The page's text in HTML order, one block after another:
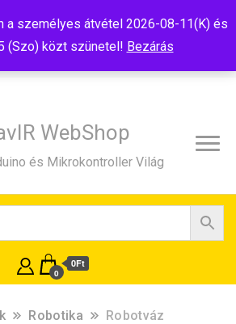
a személyes átvétel 2026-08-11(K) és
(Szo) közt szünetel! Bezárás
WebShop
és Mikrokontroller Világ
0
0Ft
Robotika Robotváz